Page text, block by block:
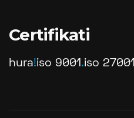
Certifikati
hura!iso 9001 .iso 27001